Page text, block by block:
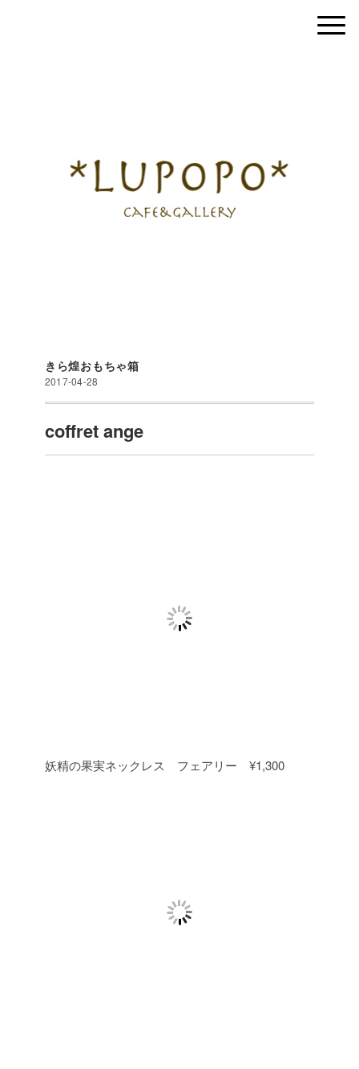
きら煌おもちゃ箱
2017-04-28
coffret ange
妖精の果実ネックレス フェアリー ¥1,300